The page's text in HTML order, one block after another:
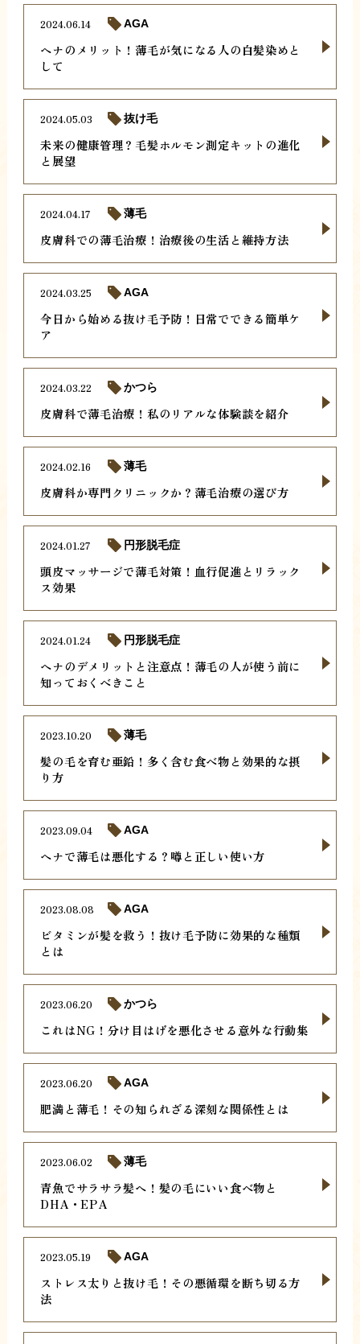
ヘナのメリット！薄毛が気になる人の白髪染めと
して
2024.06.14 AGA
未来の健康管理？毛髪ホルモン測定キットの進化
と展望
2024.05.03 抜け毛
皮膚科での薄毛治療！治療後の生活と維持方法
2024.04.17 薄毛
今日から始める抜け毛予防！日常でできる簡単ケ
ア
2024.03.25 AGA
皮膚科で薄毛治療！私のリアルな体験談を紹介
2024.03.22 かつら
皮膚科か専門クリニックか？薄毛治療の選び方
2024.02.16 薄毛
頭皮マッサージで薄毛対策！血行促進とリラック
ス効果
2024.01.27 円形脱毛症
ヘナのデメリットと注意点！薄毛の人が使う前に
知っておくべきこと
2024.01.24 円形脱毛症
髪の毛を育む亜鉛！多く含む食べ物と効果的な摂
り方
2023.10.20 薄毛
ヘナで薄毛は悪化する？噂と正しい使い方
2023.09.04 AGA
ビタミンが髪を救う！抜け毛予防に効果的な種類
とは
2023.08.08 AGA
これはNG！分け目はげを悪化させる意外な行動集
2023.06.20 かつら
肥満と薄毛！その知られざる深刻な関係性とは
2023.06.20 AGA
青魚でサラサラ髪へ！髪の毛にいい食べ物と
DHA・EPA
2023.06.02 薄毛
ストレス太りと抜け毛！その悪循環を断ち切る方
法
2023.05.19 AGA